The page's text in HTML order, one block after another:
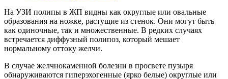
На УЗИ полипы в ЖП видны как округлые или овальные
образования на ножке, растущие из стенок. Они могут быть
как одиночные, так и множественные. В редких случаях
встречается диффузный полипоз, который мешает
нормальному оттоку желчи.
В случае желчнокаменной болезни в просвете пузыря
обнаруживаются гиперэхогенные (ярко белые) округлые или